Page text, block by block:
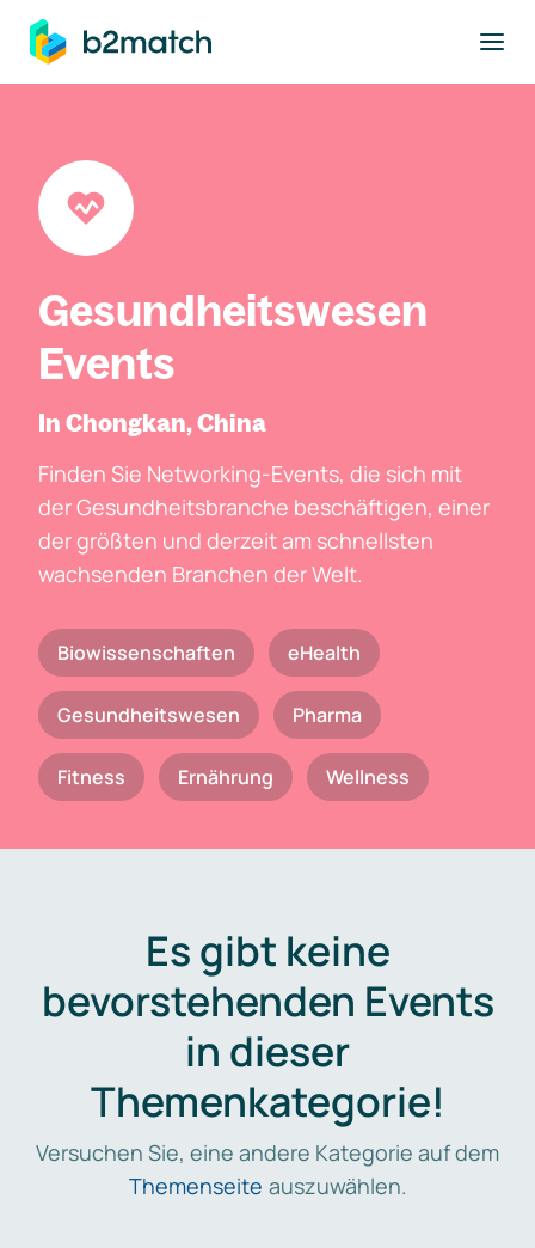
springen
Gesundheitswesen
Events
In Chongkan, China
Finden Sie Networking-Events, die sich mit
der Gesundheitsbranche beschäftigen, einer
der größten und derzeit am schnellsten
wachsenden Branchen der Welt.
Biowissenschaften eHealth
Gesundheitswesen Pharma
Fitness Ernährung Wellness
Es gibt keine
bevorstehenden Events
in dieser
Themenkategorie!
Versuchen Sie, eine andere Kategorie auf dem
Themenseite auszuwählen.